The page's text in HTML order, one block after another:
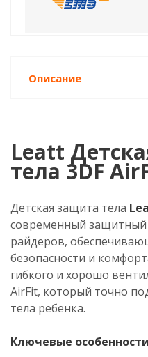
Описание
Leatt
тела 3DF
Детская защита тела
современный
райдеров,
безопасности и
гибкого и хорошо
AirFit, который точно
тела ребенка.
Ключевые